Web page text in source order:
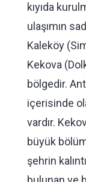
kıyıda
ulaşımın
Kaleköy
Kekova
bölgedir.
içerisinde
vardır.
büyük
şehrin